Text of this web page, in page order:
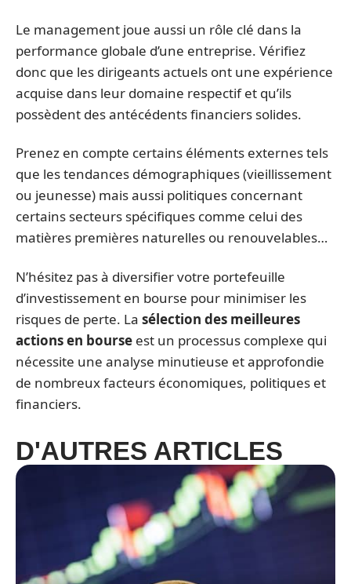
Le management joue aussi un rôle clé dans la
performance globale d’une entreprise. Vérifiez
donc que les dirigeants actuels ont une expérience
acquise dans leur domaine respectif et qu’ils
possèdent des antécédents financiers solides.
Prenez en compte certains éléments externes tels
que les tendances démographiques (vieillissement
ou jeunesse) mais aussi politiques concernant
certains secteurs spécifiques comme celui des
matières premières naturelles ou renouvelables…
N’hésitez pas à diversifier votre portefeuille
d’investissement en bourse pour minimiser les
risques de perte. La sélection des meilleures
actions en bourse est un processus complexe qui
nécessite une analyse minutieuse et approfondie
de nombreux facteurs économiques, politiques et
financiers.
D'AUTRES ARTICLES